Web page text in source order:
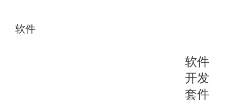
软件
软件
开发
套件